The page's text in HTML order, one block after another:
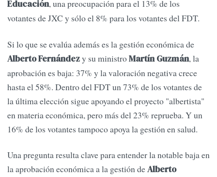
Educación, una preocupación para el 13% de los
votantes de JXC y sólo el 8% para los votantes del FDT.
Si lo que se evalúa además es la gestión económica de
Alberto Fernándezy su ministroMartín Guzmán, la
aprobación es baja: 37% y la valoración negativa crece
hasta el 58%. Dentro del FDT un 73% de los votantes de
la última elección sigue apoyando el proyecto "albertista"
en materia económica, pero más del 23% reprueba. Y un
16% de los votantes tampoco apoya la gestión en salud.
Una pregunta resulta clave para entender la notable baja en
la aprobación económica a la gestión deAlberto